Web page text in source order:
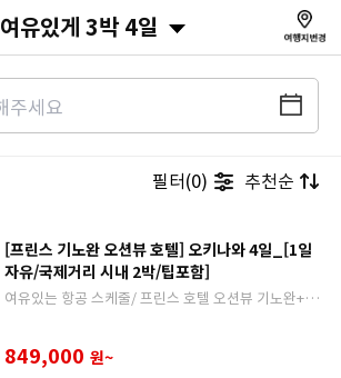
여유있게 3박 4일
추천순
필터(0)
[프린스 기노완 오션뷰 호텔] 오키나와 4일_[1일
자유/국제거리 시내 2박/팁포함]
여유있는 항공 스케줄/ 프린스 호텔 오션뷰 기노완+접
849,000 원~